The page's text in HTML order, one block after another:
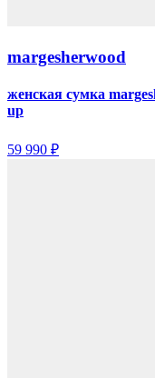
margesherwood
женская сумка
up
59 990 ₽